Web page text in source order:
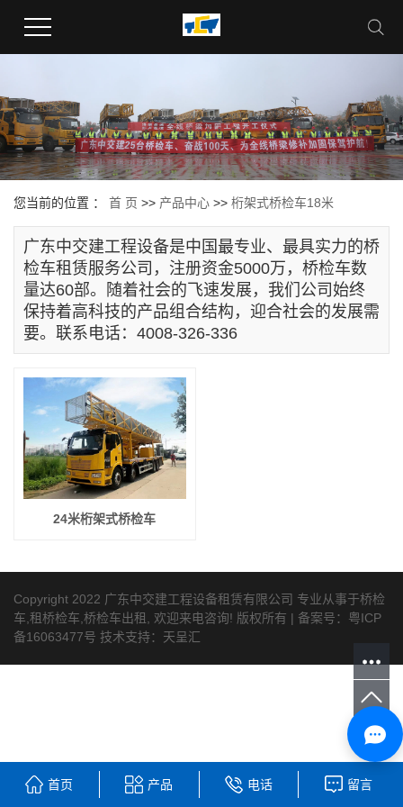
您当前的位置 ： 首 页 >> 产品中心 >> 桁架式桥检车18米
广东中交建工程设备是中国最专业、最具实力的桥
检车租赁服务公司，注册资金5000万，桥检车数
量达60部。随着社会的飞速发展，我们公司始终
保持着高科技的产品组合结构，迎合社会的发展需
要。联系电话：4008-326-336
24米桁架式桥检车
Copyright 2022 广东中交建工程设备租赁有限公司 专业从事于桥检
车 租桥检车 桥检车出租 , 欢迎来电咨询! 版权所有 | 备案号： 粤ICP
备16063477号 技术支持： 天呈汇
首页 产品 电话 留言